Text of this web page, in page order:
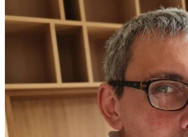
Оставьте своё имя и телефон и наш
специалист свяжется с вами